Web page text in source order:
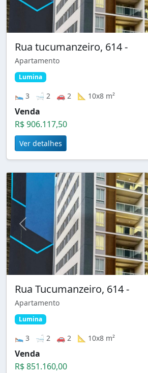
Rua tucumanzeiro, 614 -
Apartamento
Lumina
🛌 3 🛁 2 🚗 2 📐 10x8 m²
Venda
R$ 906.117,50
Ver detalhes
Rua Tucumanzeiro, 614 -
Apartamento
Lumina
🛌 3 🛁 2 🚗 2 📐 10x8 m²
Venda
R$ 851.160,00